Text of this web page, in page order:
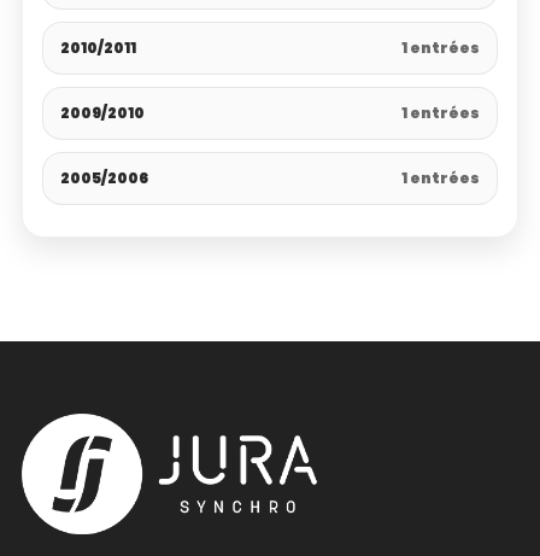
2010/2011 1 entrées
2009/2010 1 entrées
2005/2006 1 entrées